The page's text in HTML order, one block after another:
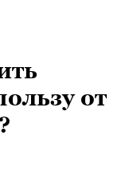
от